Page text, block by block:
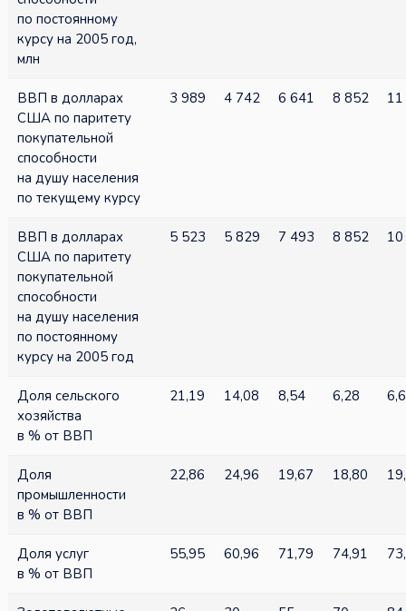
по постоянному
курсу на 2005 год,
млн
ВВП в долларах
США по паритету
покупательной
способности
на душу населения
по текущему курсу
3 989 4 742 6 641 8 852
ВВП в долларах
США по паритету
покупательной
способности
на душу населения
по постоянному
курсу на 2005 год
5 523 5 829 7 493 8 852
Доля сельского
хозяйства
в % от ВВП
21,19 14,08 8,54 6,28
Доля
промышленности
в % от ВВП
22,86 24,96 19,67 18,80
Доля услуг
в % от ВВП
55,95 60,96 71,79 74,91